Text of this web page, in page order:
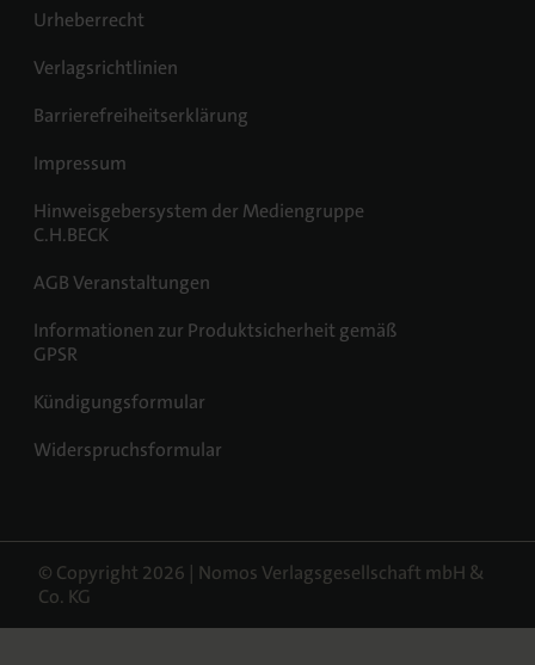
Urheberrecht
Verlagsrichtlinien
Barrierefreiheitserklärung
Impressum
Hinweisgebersystem der Mediengruppe
C.H.BECK
AGB Veranstaltungen
Informationen zur Produktsicherheit gemäß
GPSR
Kündigungsformular
Widerspruchsformular
© Copyright 2026 | Nomos Verlagsgesellschaft mbH &
Co. KG